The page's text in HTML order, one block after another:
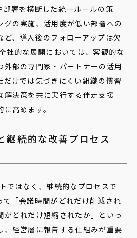
部署を横断した統一ルールの策
グの実施、活用度が低い部署への
ど、導入後のフォローアップは欠
社的な展開においては、客観的な
外部の専門家・パートナーの活用
けでは気づきにくい組織の慣習
解決策を共に実行する伴走支援
高めます。
継続的な改善プロセス
ではなく、継続的なプロセスで
「会議時間がどれだけ削減され
がどれだけ短縮されたか」といっ
、経営層に報告する仕組みが重要